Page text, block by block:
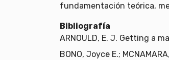
fundamentación teórica,
Bibliografía
ARNOULD, E. J. Getting a
BONO, Joyce E.;